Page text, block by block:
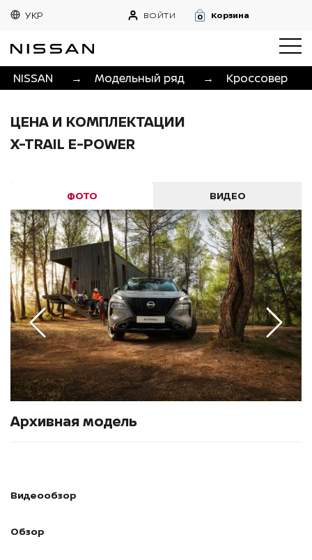
УКР ВОЙТИ 0 Корзина
NISSAN → Модельный ряд → Кроссовер
ЦЕНА И КОМПЛЕКТАЦИИ
X-TRAIL E-POWER
ФОТО ВИДЕО
Архивная модель
Видеообзор
Обзор